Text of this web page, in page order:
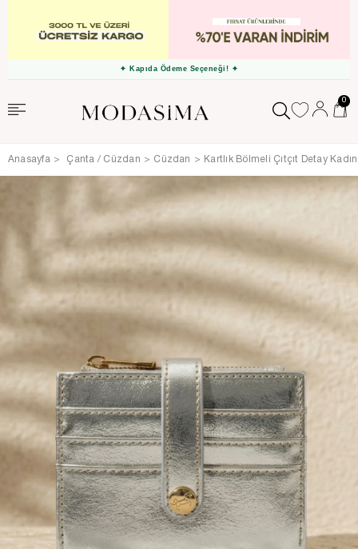
✦ Kapıda Ödeme Seçeneği! ✦
0
Anasayfa Çanta / Cüzdan Cüzdan Kartlık Bölmeli Çıtçıt Detay